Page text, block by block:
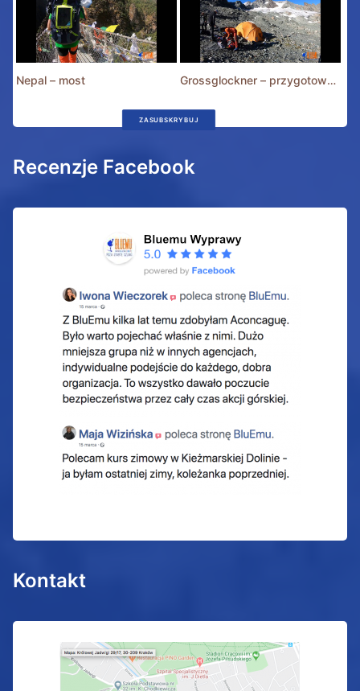
Nepal – most Grossglockner – przygotowania
ZASUBSKRYBUJ
Recenzje Facebook
Kontakt